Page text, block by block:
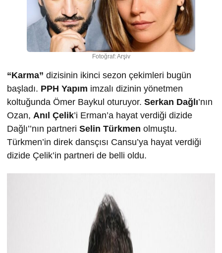
Fotoğraf: Arşiv
“Karma” dizisinin ikinci sezon çekimleri bugün
başladı. PPH Yapım imzalı dizinin yönetmen
koltuğunda Ömer Baykul oturuyor. Serkan Dağlı’nın
Ozan, Anıl Çelik’i Erman’a hayat verdiği dizide
Dağlı’’nın partneri Selin Türkmen olmuştu.
Türkmen’in direk dansçısı Cansu’ya hayat verdiği
dizide Çelik’in partneri de belli oldu.